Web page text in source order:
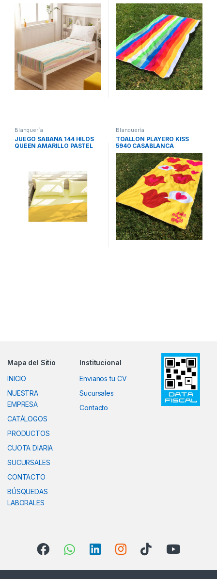
Blanquería
JUEGO SABANA 144 HILOS
QUEEN AMARILLO PASTEL
Blanquería
TOALLON PLAYERO KISS
5940 CASABLANCA
Mapa del Sitio
INICIO
NUESTRA
EMPRESA
CATÁLOGOS
PRODUCTOS
CUOTA DIARIA
SUCURSALES
CONTACTO
BÚSQUEDAS
LABORALES
Institucional
Envianos tu CV
Sucursales
Contacto